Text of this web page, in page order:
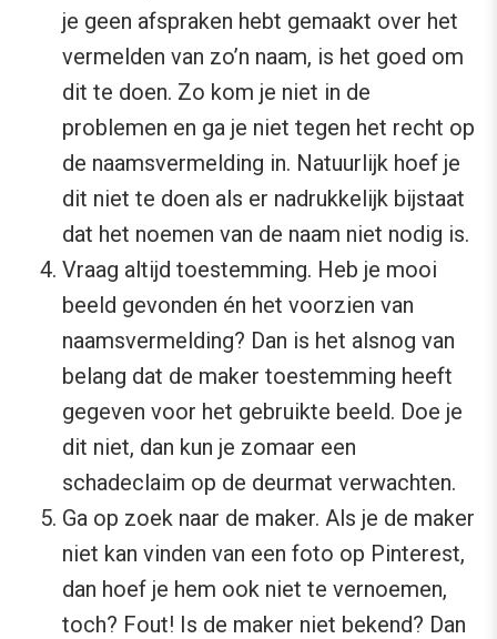
je geen afspraken hebt gemaakt over het
vermelden van zo’n naam, is het goed om
dit te doen. Zo kom je niet in de
problemen en ga je niet tegen het recht op
de naamsvermelding in. Natuurlijk hoef je
dit niet te doen als er nadrukkelijk bijstaat
dat het noemen van de naam niet nodig is.
Vraag altijd toestemming. Heb je mooi
beeld gevonden én het voorzien van
naamsvermelding? Dan is het alsnog van
belang dat de maker toestemming heeft
gegeven voor het gebruikte beeld. Doe je
dit niet, dan kun je zomaar een
schadeclaim op de deurmat verwachten.
Ga op zoek naar de maker. Als je de maker
niet kan vinden van een foto op Pinterest,
dan hoef je hem ook niet te vernoemen,
toch? Fout! Is de maker niet bekend? Dan